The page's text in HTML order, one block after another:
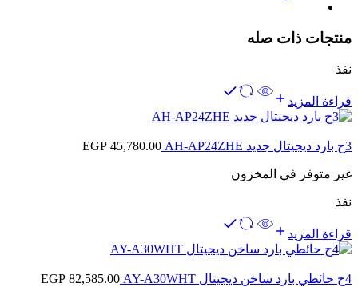
منتجات ذات صله
نفذ
قراءة المزيد
3ح بارد ديجيتال جديد AH-AP24ZHE EGP 45,780.00
غير متوفر في المخزون
نفذ
قراءة المزيد
4ح حائطي بارد ساخن ديجيتال AY-A30WHT EGP 82,585.00